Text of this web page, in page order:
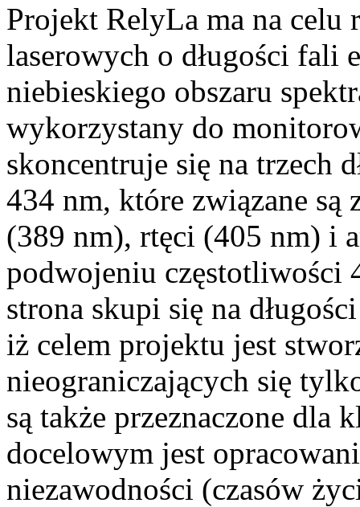
Projekt RelyLa ma na celu
laserowych o długości fali
niebieskiego obszaru
wykorzystany do
skoncentruje się na trzech
434 nm, które związane
(389 nm), rtęci (405 nm) i
podwojeniu częstotliwości
strona skupi się na
iż celem projektu jest
nieograniczających się
są także przeznaczone dla
docelowym jest
niezawodności (czasów